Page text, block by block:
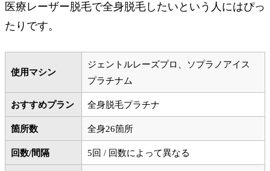
医療レーザー脱毛で全身脱毛したいという人にはぴっ
たりです。
使用マシン
ジェントルレーズプロ、ソプラノアイス
プラチナム
おすすめプラン 全身脱毛プラチナ
箇所数 全身26箇所
回数/間隔 5回 / 回数によって異なる